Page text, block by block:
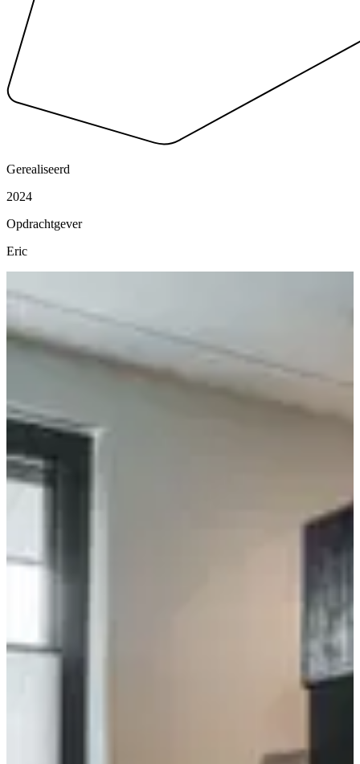
Gerealiseerd
2024
Opdrachtgever
Eric